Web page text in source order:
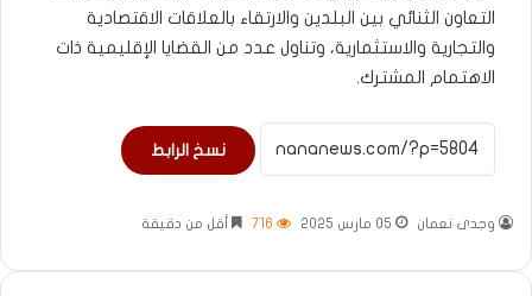
التعاون الثنائي بين البلدين والارتقاء بالعلاقات الاقتصادية
والتجارية والاستثمارية، وتناول عدد من القضايا الإقليمية ذات
الاهتمام المشترك.
نسخ الرابط
وجدى نعمان 05 مارس 2025 716 أقل من دقيقة